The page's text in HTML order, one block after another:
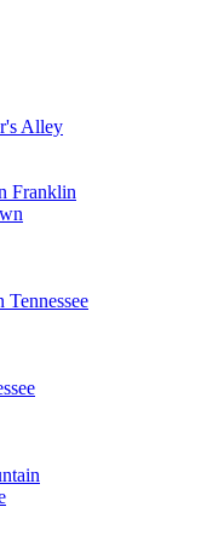
Alley
Franklin
Tennessee